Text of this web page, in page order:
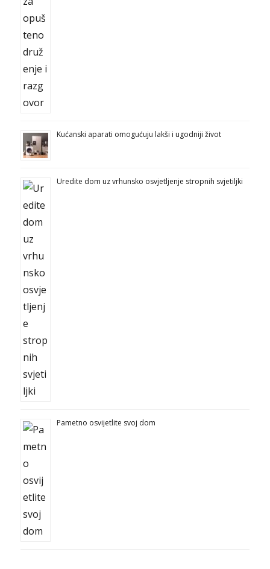
Kućanski aparati omogućuju lakši i ugodniji život
Uredite dom uz vrhunsko osvjetljenje stropnih svjetiljki
Pametno osvijetlite svoj dom